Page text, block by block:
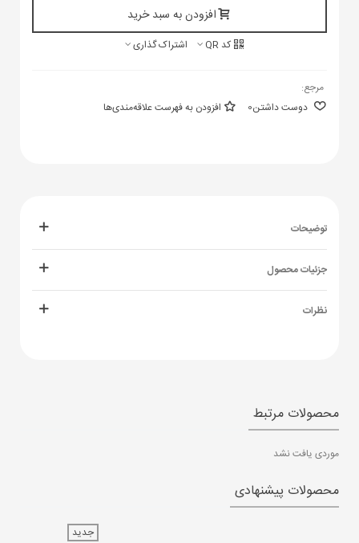
افزودن به سبد خرید
کد QR اشتراک گذاری
مرجع:
دوست داشتن0 افزودن به فهرست علاقه‌مندی‌ها
توضیحات
جزئیات محصول
نظرات
محصولات مرتبط
موردی یافت نشد
محصولات پیشنهادی
جدید